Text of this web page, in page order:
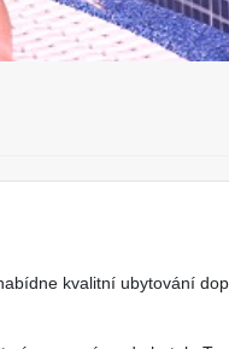
kvalitní ubytování